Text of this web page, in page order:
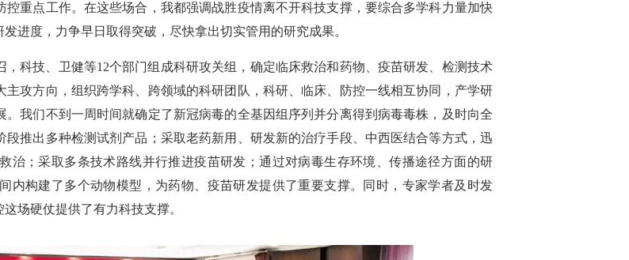
重点工作。在这些场合，我都强调战胜疫情离不开科技支撑，要综合多学科力量加快
进度，力争早日取得突破，尽快拿出切实管用的研究成果。
科技、卫健等12个部门组成科研攻关组，确定临床救治和药物、疫苗研发、检测技术
攻方向，组织跨学科、跨领域的科研团队，科研、临床、防控一线相互协同，产学研
我们不到一周时间就确定了新冠病毒的全基因组序列并分离得到病毒毒株，及时向全
推出多种检测试剂产品；采取老药新用、研发新的治疗手段、中西医结合等方式，迅
治；采取多条技术路线并行推进疫苗研发；通过对病毒生存环境、传播途径方面的研
内构建了多个动物模型，为药物、疫苗研发提供了重要支撑。同时，专家学者及时发
场硬仗提供了有力科技支撑。